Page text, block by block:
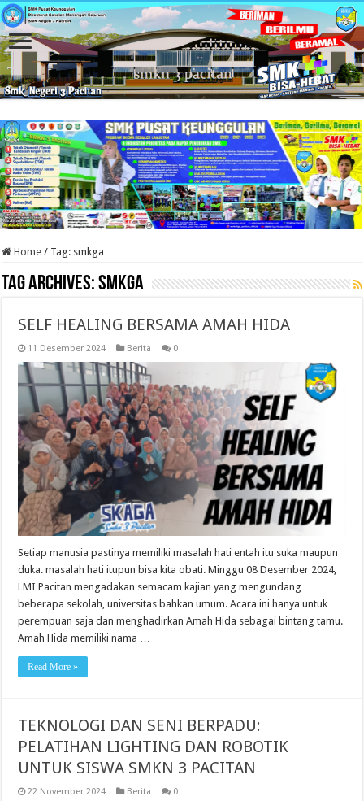
Home / Tag: smkga
Tag Archives:smkga
SELF HEALING BERSAMA AMAH HIDA
11 Desember 2024 Berita 0
Setiap manusia pastinya memiliki masalah hati entah itu suka maupun
duka. masalah hati itupun bisa kita obati. Minggu 08 Desember 2024,
LMI Pacitan mengadakan semacam kajian yang mengundang
beberapa sekolah, universitas bahkan umum. Acara ini hanya untuk
perempuan saja dan menghadirkan Amah Hida sebagai bintang tamu.
Amah Hida memiliki nama …
Read More »
TEKNOLOGI DAN SENI BERPADU:
PELATIHAN LIGHTING DAN ROBOTIK
UNTUK SISWA SMKN 3 PACITAN
22 November 2024 Berita 0